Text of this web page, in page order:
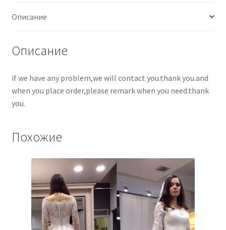
Описание
Описание
if we have any problem,we will contact you.thank you.and
when you place order,please remark when you need.thank
you.
Похожие